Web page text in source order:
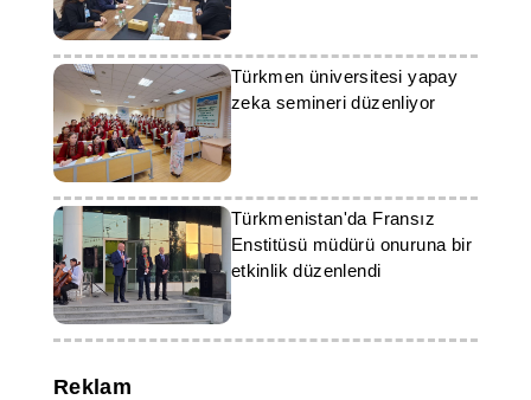
Türkmen üniversitesi yapay
zeka semineri düzenliyor
Türkmenistan'da Fransız
Enstitüsü müdürü onuruna bir
etkinlik düzenlendi
Reklam